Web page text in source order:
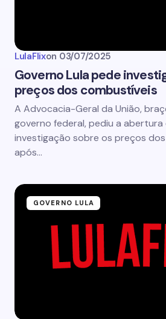
LulaFlixon 03/07/2025
Governo Lula pede
preços dos combustíveis
A Advocacia-Geral da União,
governo federal, pediu a abertura
investigação sobre os preços
após…
GOVERNO LULA